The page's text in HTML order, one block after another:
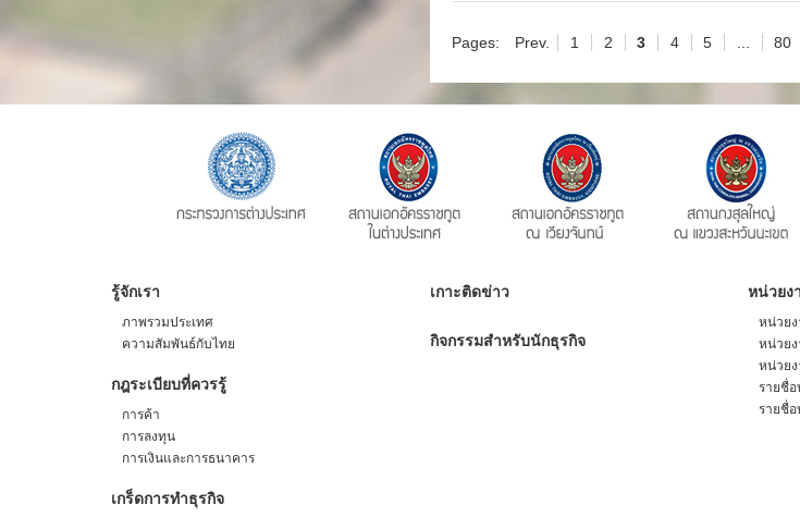
Pages: Prev. 1 2 3 4 5 80
รู้จักเรา
ภาพรวมประเทศ
ความสัมพันธ์กับไทย
กฎระเบียบที่ควรรู้
การค้า
การลงทุน
การเงินและการธนาคาร
เกร็ดการทำธุรกิจ
เกาะติดข่าว
กิจกรรมสำหรับนักธุรกิจ
หน่วยง
หน่วย
หน่วย
หน่วยง
รายชื่
รายชื่